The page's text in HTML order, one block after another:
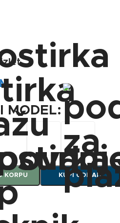
MODEL
KORPU KUPI ODMAH